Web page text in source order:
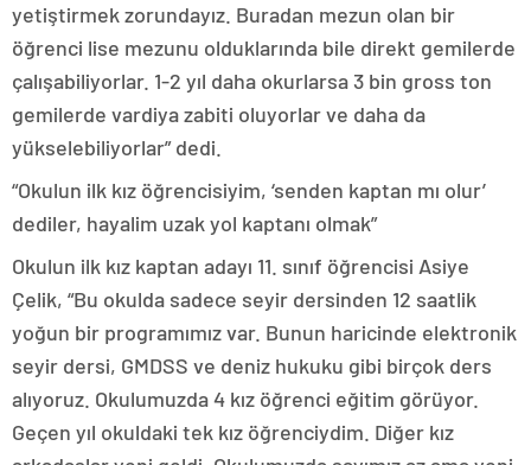
yetiştirmek zorundayız. Buradan mezun olan bir
öğrenci lise mezunu olduklarında bile direkt gemilerde
çalışabiliyorlar. 1-2 yıl daha okurlarsa 3 bin gross ton
gemilerde vardiya zabiti oluyorlar ve daha da
yükselebiliyorlar” dedi.
“Okulun ilk kız öğrencisiyim, ‘senden kaptan mı olur’
dediler, hayalim uzak yol kaptanı olmak”
Okulun ilk kız kaptan adayı 11. sınıf öğrencisi Asiye
Çelik, “Bu okulda sadece seyir dersinden 12 saatlik
yoğun bir programımız var. Bunun haricinde elektronik
seyir dersi, GMDSS ve deniz hukuku gibi birçok ders
alıyoruz. Okulumuzda 4 kız öğrenci eğitim görüyor.
Geçen yıl okuldaki tek kız öğrenciydim. Diğer kız